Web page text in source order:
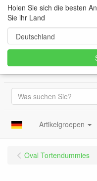
Artikelgroepen
Oval Tortendummies
Holen Sie sich die besten
Sie ihr Land